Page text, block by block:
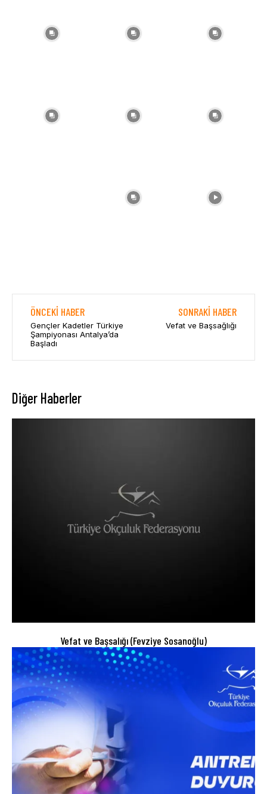
ÖNCEKI HABER
Gençler Kadetler Türkiye
Şampiyonası Antalya’da
Başladı
SONRAKI HABER
Vefat ve Başsağlığı
Diğer Haberler
Vefat ve Başsalığı (Fevziye Sosanoğlu)